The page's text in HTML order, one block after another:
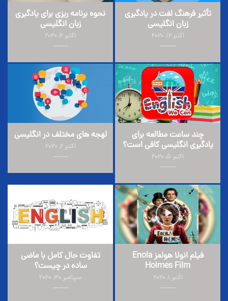
تأثیر فرهنگ لغت در یادگیری
زبان انگلیسی
اکتبر 12, 2020
نحوه برنامه ریزی برای یادگیری
زبان انگلیسی
اکتبر 6, 2020
چند ساعت مطالعه برای
یادگیری انگلیسی کافی است؟
اکتبر 5, 2020
لهجه های مختلف در انگلیسی
اکتبر 2, 2020
فیلم انولا هولمز Enola
Holmes Film
اکتبر 1, 2020
تفاوت حال کامل با ماضی
ساده در چیست؟
سپتامبر 30, 2020